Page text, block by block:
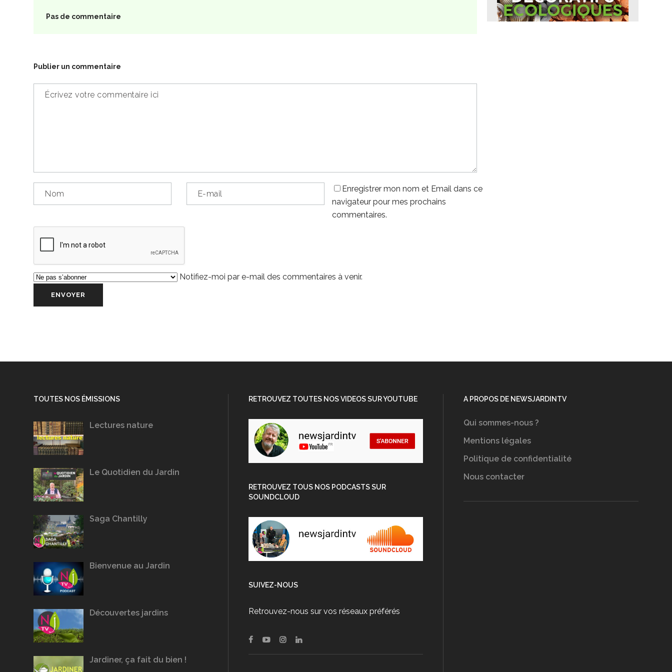
Pas de commentaire
Publier un commentaire
Enregistrer mon nom et Email dans ce
navigateur pour mes prochains
commentaires.
Notifiez-moi par e-mail des commentaires à venir.
TOUTES NOS ÉMISSIONS
Lectures nature
Le Quotidien du Jardin
Saga Chantilly
Bienvenue au Jardin
Découvertes jardins
Jardiner, ça fait du bien !
RETROUVEZ TOUTES NOS VIDEOS SUR YOUTUBE
RETROUVEZ TOUS NOS PODCASTS SUR
SOUNDCLOUD
SUIVEZ-NOUS
Retrouvez-nous sur vos réseaux préférés
A PROPOS DE NEWSJARDINTV
Qui sommes-nous ?
Mentions légales
Politique de confidentialité
Nous contacter